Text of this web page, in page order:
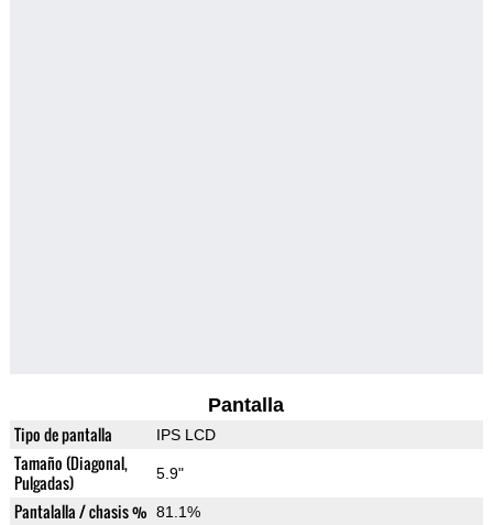
Pantalla
Tipo de pantalla IPS LCD
Tamaño (Diagonal,
Pulgadas)
5.9"
Pantalalla / chasis % 81.1%